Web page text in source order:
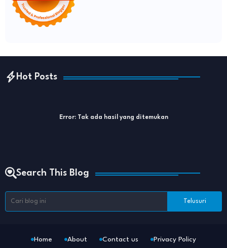
Hot Posts
Error:Tak ada hasil yang ditemukan
Search This Blog
Home About Contact us Privacy Policy